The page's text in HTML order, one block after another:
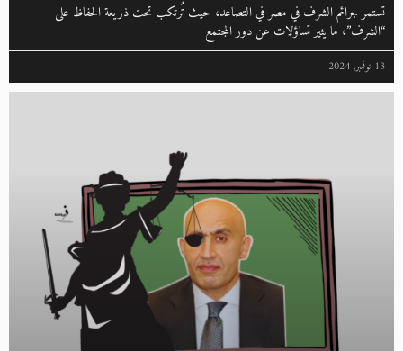
تستمر جرائم الشرف في مصر في التصاعد، حيث تُرتكب تحت ذريعة الحفاظ على
“الشرف”، ما يثير تساؤلات عن دور المجتمع
13 نوفمبر, 2024